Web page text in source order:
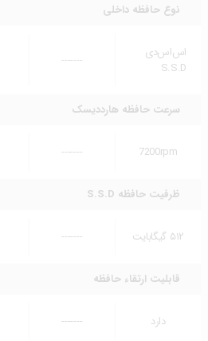
نوع حافظه داخلی
اس‌اس‌دی
S.S.D
-------
سرعت حافظه هارددیسک
7200rpm
-------
ظرفیت حافظه S.S.D
۵۱۲ گیگابایت -------
قابلیت ارتقاء حافظه
دارد -------